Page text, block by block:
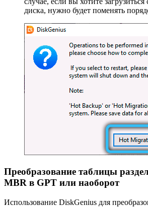
диска, нужно будет поменять
Преобразование таблицы
MBR в GPT или наоборот
Использование DiskGenius для